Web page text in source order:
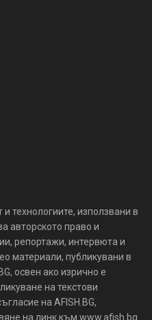
технологиите, използвани в
авторското право и
репортажи, интервюта и
материали, публикувани в
освен ако изрично е
на текстови
на AFISH.BG,
на линк към www.afish.bg.